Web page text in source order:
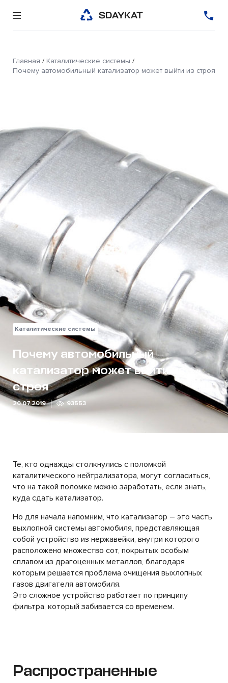
Главная / Каталитические системы /
Почему автомобильный катализатор может выйти из строя
Каталитические системы
Почему автомобильный
катализатор может выйти из
строя
20.07.2019 93553
Те, кто однажды столкнулись с поломкой
каталитического нейтрализатора, могут согласиться,
что на такой поломке можно заработать, если знать,
куда сдать катализатор.
Но для начала напомним, что катализатор – это часть
выхлопной системы автомобиля, представляющая
собой устройство из нержавейки, внутри которого
расположено множество сот, покрытых особым
сплавом из драгоценных металлов, благодаря
которым решается проблема очищения выхлопных
газов двигателя автомобиля.
Это сложное устройство работает по принципу
фильтра, который забивается со временем.
Распространенные